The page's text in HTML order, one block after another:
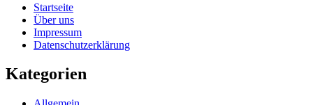
Startseite
Über uns
Impressum
Datenschutzerklärung
Kategorien